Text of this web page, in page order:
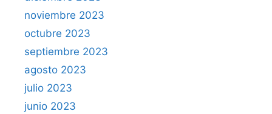
noviembre 2023
octubre 2023
septiembre 2023
agosto 2023
julio 2023
junio 2023